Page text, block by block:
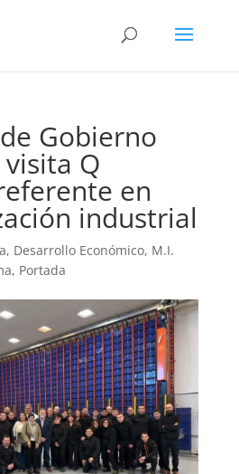
Gobierno
Q
en
industrial
, Desarrollo Económico, M.I.
, Portada